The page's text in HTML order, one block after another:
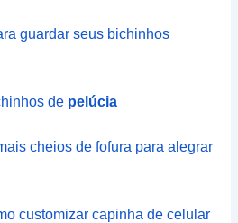
guardar seus bichinhos
de pelúcia
cheios de fofura para alegrar
customizar capinha de celular